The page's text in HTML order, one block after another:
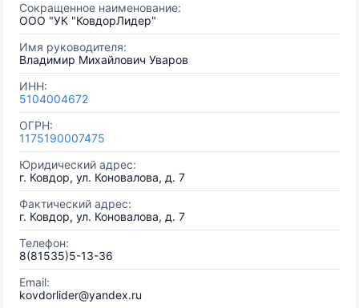
Сокращенное наименование:
ООО "УК "КовдорЛидер"
Имя руководителя:
Владимир Михайлович Уваров
ИНН:
5104004672
ОГРН:
1175190007475
Юридический адрес:
г. Ковдор, ул. Коновалова, д. 7
Фактический адрес:
г. Ковдор, ул. Коновалова, д. 7
Телефон:
8(81535)5-13-36
Email:
kovdorlider@yandex.ru